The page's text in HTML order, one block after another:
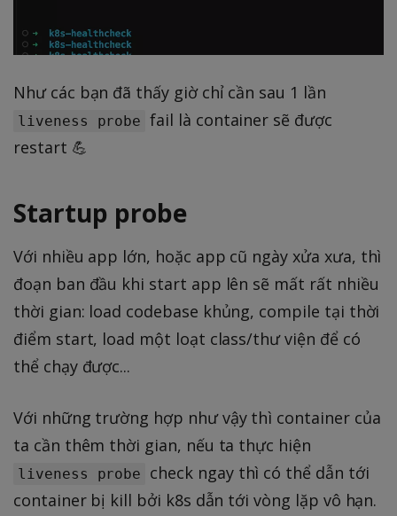
Như các bạn đã thấy giờ chỉ cần sau 1 lần
liveness probe fail là container sẽ được
restart 💪
Startup probe
Với nhiều app lớn, hoặc app cũ ngày xửa xưa, thì
đoạn ban đầu khi start app lên sẽ mất rất nhiều
thời gian: load codebase khủng, compile tại thời
điểm start, load một loạt class/thư viện để có
thể chạy được...
Với những trường hợp như vậy thì container của
ta cần thêm thời gian, nếu ta thực hiện
liveness probe
check ngay thì có thể dẫn tới
container bị kill bởi k8s dẫn tới vòng lặp vô hạn.